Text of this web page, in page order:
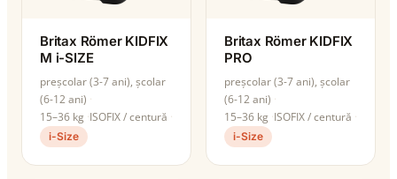
Britax Römer KIDFIX
M i-SIZE
preșcolar (3-7 ani), școlar
(6-12 ani)
15–36 kg ISOFIX / centură
i-Size
Britax Römer KIDFIX
PRO
preșcolar (3-7 ani), școlar
(6-12 ani)
15–36 kg ISOFIX / centură
i-Size